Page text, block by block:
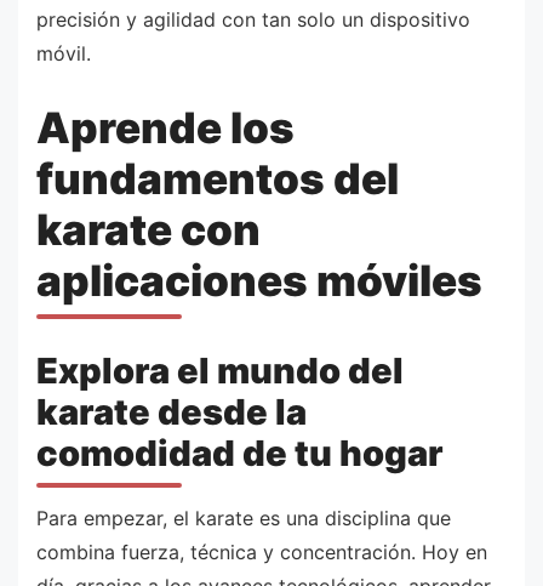
precisión y agilidad con tan solo un dispositivo
móvil.
Aprende los
fundamentos del
karate con
aplicaciones móviles
Explora el mundo del
karate desde la
comodidad de tu hogar
Para empezar, el karate es una disciplina que
combina fuerza, técnica y concentración. Hoy en